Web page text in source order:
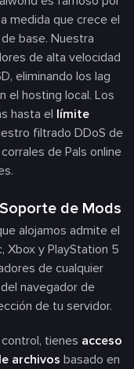
medida que crece el
base. Nuestra
de alta velocidad
eliminando los lag
el hosting local. Los
hasta el límite
filtrado DDoS de
de Pals online
de Mods
alojamos admite el
Xbox y PlayStation 5
de cualquier
navegador de
de tu servidor.
tienes acceso
archivos basado en